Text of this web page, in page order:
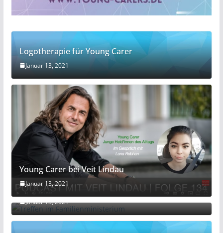
Logotherapie für Young Carer
Januar 13, 2021
Young Carer bei Veit Lindau
Januar 13, 2021
Treffen im Familienministerium
Januar 13, 2021